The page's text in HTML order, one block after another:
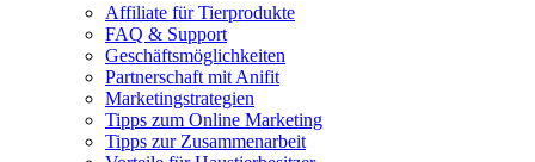
Affiliate für Tierprodukte
FAQ & Support
Geschäftsmöglichkeiten
Partnerschaft mit Anifit
Marketingstrategien
Tipps zum Online Marketing
Tipps zur Zusammenarbeit